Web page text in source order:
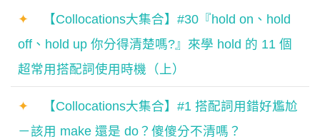
✦
【Collocations大集合】#30『hold on、hold
off、hold up 你分得清楚嗎?』來學 hold 的 11 個
超常用搭配詞使用時機（上）
✦
【Collocations大集合】#1 搭配詞用錯好尷尬
－該用 make 還是 do？傻傻分不清嗎？